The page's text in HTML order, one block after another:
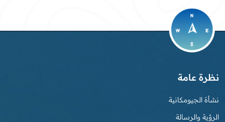
نظرة عامة
نشأة الجيومكانية
الرؤية والرسالة